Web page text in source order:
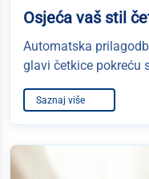
Osjeća vaš stil
Automatska
glavi četkice pokreću
Saznaj više